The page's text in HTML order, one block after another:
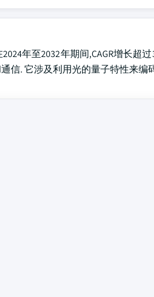
年至2032年期间,CAGR增长超
信. 它涉及利用光的量子特性来编